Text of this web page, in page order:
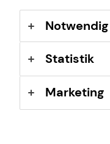
Notwendig
Statistik
Marketing